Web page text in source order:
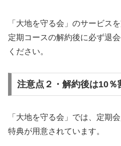
「大地を守る会」のサービス
定期コースの解約後に必ず退
ください。
注意点２・解約後は10％
「大地を守る会」では、定期
特典が用意されています。